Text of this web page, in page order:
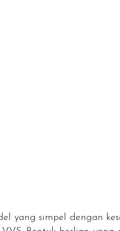
yang simpel dengan